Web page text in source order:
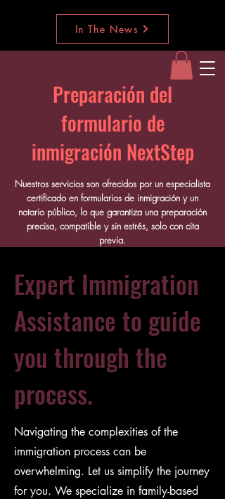
Preparación del
formulario de
inmigración NextStep
Nuestros servicios son ofrecidos por un especialista
certificado en formularios de inmigración y un
notario público, lo que garantiza una preparación
precisa, compatible y sin estrés, solo con cita
previa.
In The News
Expert Immigration
Assistance to guide
you through the
process.
Navigating the complexities of the
immigration process can be
overwhelming. Let us simplify the journey
for you. We specialize in family-based